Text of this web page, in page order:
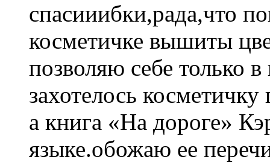
спасииибки,рада,что
косметичке вышиты
позволяю себе только
захотелось косметичку
а книга «На дороге»
языке.обожаю ее